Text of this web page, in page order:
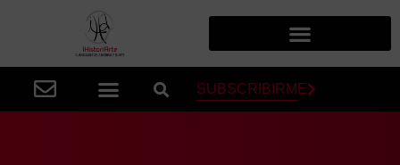
SUBSCRIBIRME